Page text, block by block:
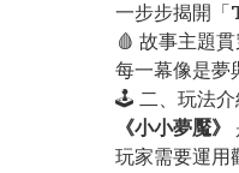
一步步揭開「
🩸 故事主題
每一幕像是夢
🕹️ 二、玩法介
《小小夢魘》
玩家需要運用